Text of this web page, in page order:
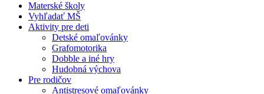
Materské školy
Vyhľadať MŠ
Aktivity pre deti
Detské omaľovánky
Grafomotorika
Dobble a iné hry
Hudobná výchova
Pre rodičov
Antistresové omaľovánky